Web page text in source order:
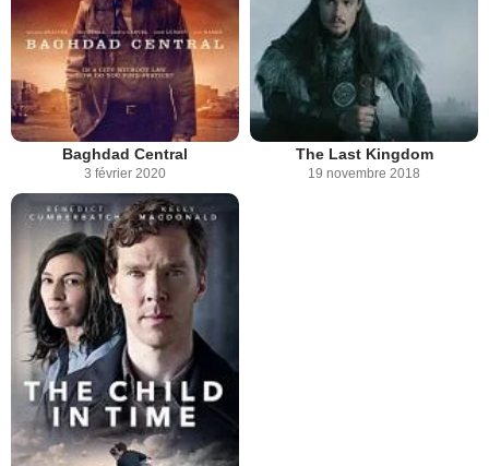
Baghdad Central
3 février 2020
The Last Kingdom
19 novembre 2018